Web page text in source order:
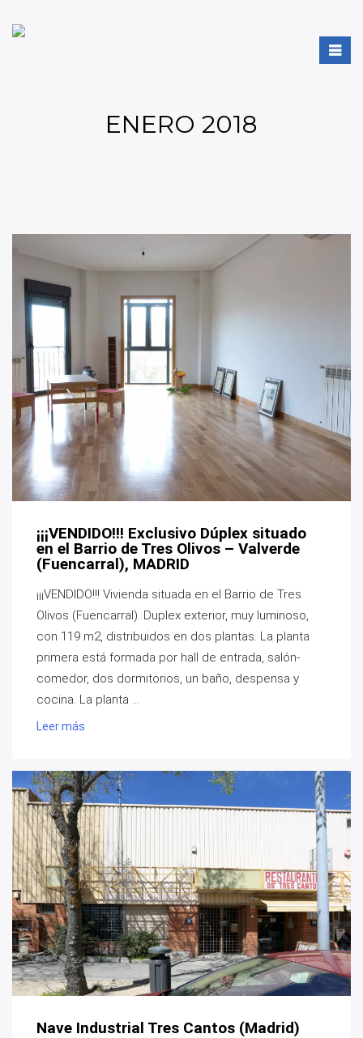
ENERO 2018
¡¡¡VENDIDO!!! Exclusivo Dúplex situado
en el Barrio de Tres Olivos – Valverde
(Fuencarral), MADRID
¡¡¡VENDIDO!!! Vivienda situada en el Barrio de Tres
Olivos (Fuencarral). Duplex exterior, muy luminoso,
con 119 m2, distribuidos en dos plantas. La planta
primera está formada por hall de entrada, salón-
comedor, dos dormitorios, un baño, despensa y
cocina. La planta ...
Leer más
Nave Industrial Tres Cantos (Madrid)